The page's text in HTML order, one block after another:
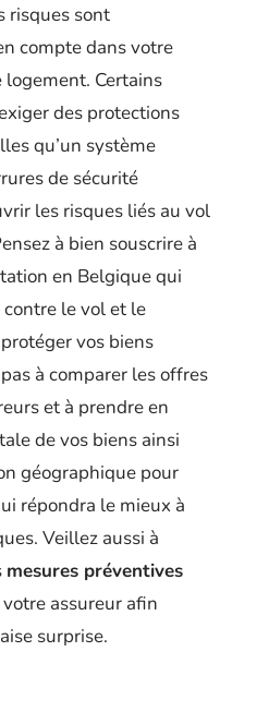
risques sont
compte dans votre
logement. Certains
des protections
qu’un système
de sécurité
les risques liés au vol
à bien souscrire à
en Belgique qui
le vol et le
vos biens
à comparer les offres
et à prendre en
de vos biens ainsi
géographique pour
répondra le mieux à
Veillez aussi à
mesures préventives
assureur afin
surprise.